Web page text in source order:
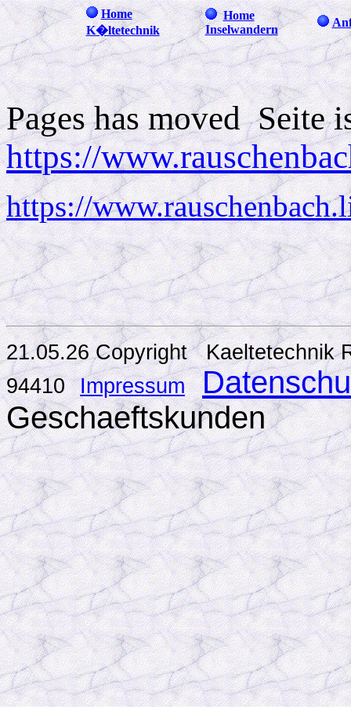
Home
K�ltetechnik
Home
Inselwandern
Pages has moved Seite
https://
https://
21.05.26 Copyright Kaeltetechnik
94410
Impressum
Geschaeftskunden